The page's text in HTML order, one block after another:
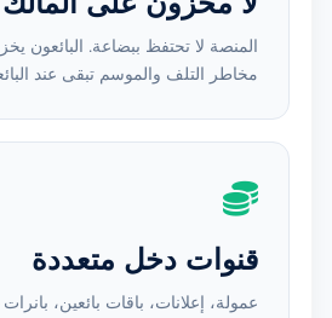
المنصة لا تحتفظ ببضاعة. البائعون
مخاطر التلف والموسم تبقى عند
قنوات دخل متعددة
عمولة، إعلانات، باقات بائعين،